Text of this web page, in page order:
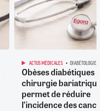
ACTUS MÉDICALES DIABÉTOLOGIE
Obèses diabétiques :
chirurgie
permet de réduire
l’incidence des